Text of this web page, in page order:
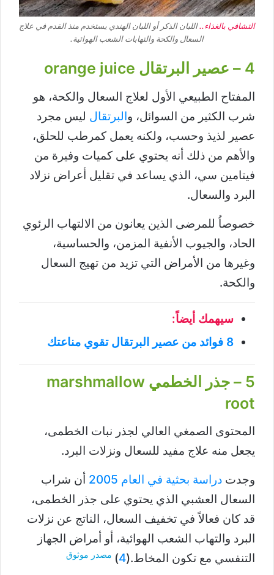
التشافي بالغذاء..اللبان الذكر أو اللبان الهندي يستخدم منذ القدم في علاج
السعال والكحة والتهابات الشعب الهوائية.
4 – عصير البرتقال orange juice
المفتاح الطبيعي الأول لعلاج السعال والكحة، هو
شرب الكثير من السوائل، والبرتقال ليس مجرد
عصير لذيذ وحسب، ولكنه يعمل كمرطب للحلق،
والأهم من ذلك أنه يحتوي على كميات وفيرة من
فيتامين سي، الذي يساعد في تقليل أعراض نزلاد
البرد والسعال.
خصوصاُ للمرضى الذين يعانون من الالتهاب الرئوي
الحاد، والجيوب الأنفية المزمن، والحساسية،
وغيرها من الأمراض التي تزيد من تهيج السعال
والكحة.
سيهمك أيضاً:
8 فوائد من عصير البرتقال تقوي مناعتك
5 – جذر الخطمي marshmallow
root
المحتوى الصمغي العالي لجذر نبات الخطمى،
يجعل منه علاج مفيد للسعال ونزلات البرد.
وجدت دراسة بحثية في العام 2005
أن شراب
السعال العشبي الذي يحتوي على جذر الخطمى،
قد كان فعالاً في تخفيف السعال، الناتج عن نزلات
البرد والتهاب الشعب الهوائية، أو أمراض الجهاز
التنفسي مع تكون المخاط.(4
) مصدر موثوق